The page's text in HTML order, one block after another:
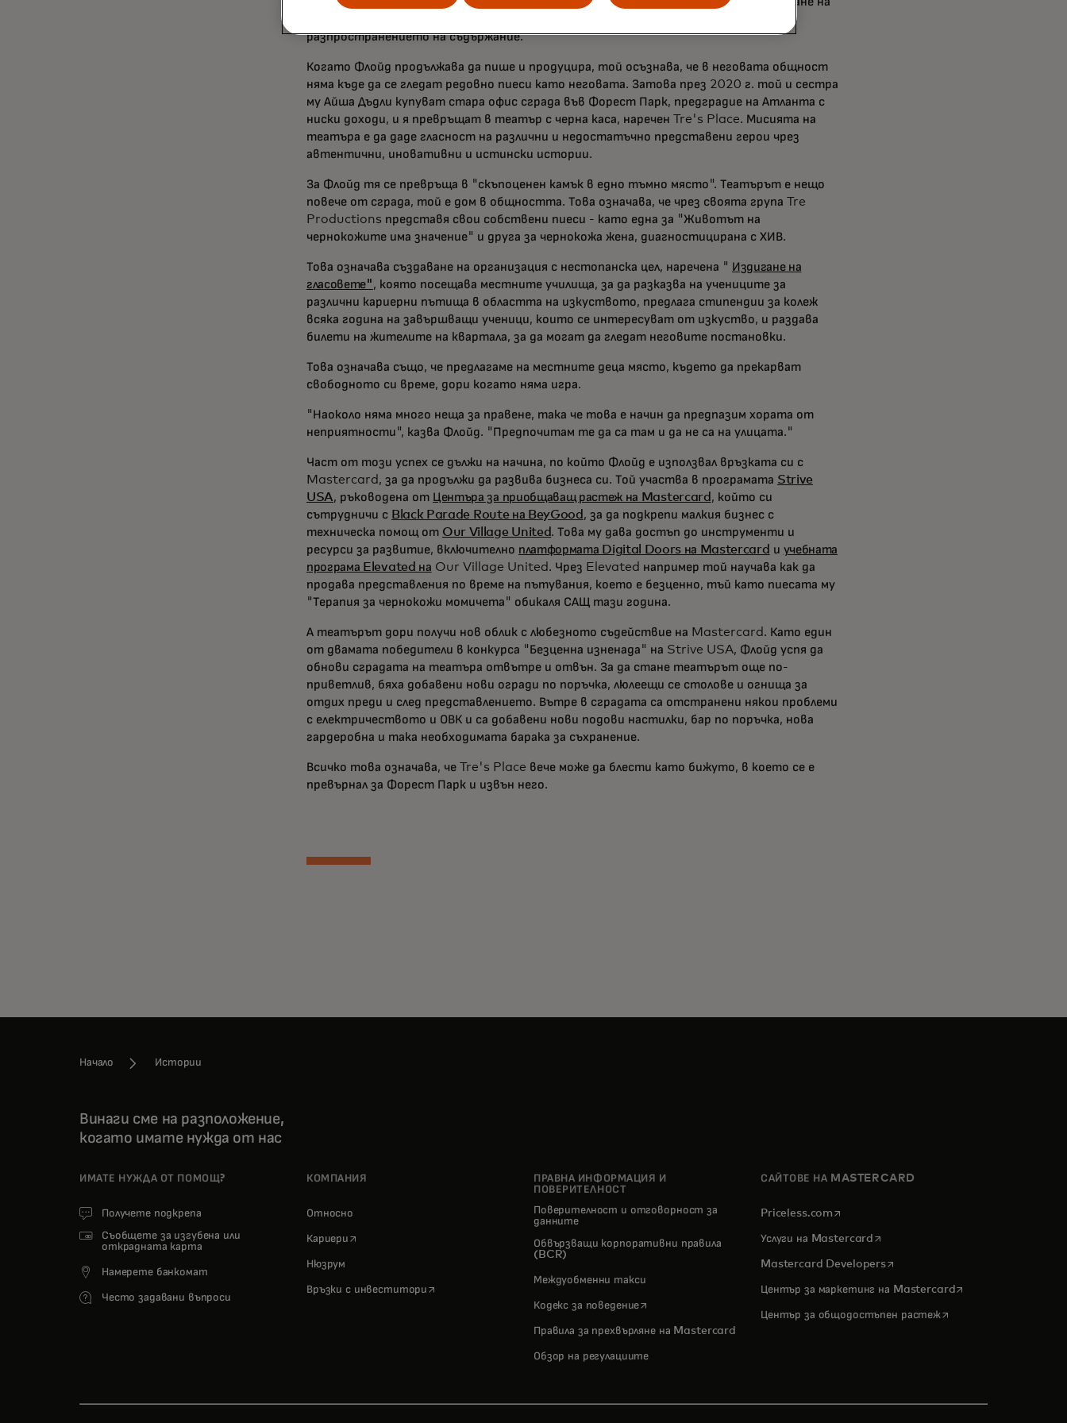
разпространението на съдържание.
Когато Флойд продължава да пише и продуцира, той осъзнава, че в неговата общност
няма къде да се гледат редовно пиеси като неговата. Затова през 2020 г. той и сестра
му Айша Дъдли купуват стара офис сграда във Форест Парк, предградие на Атланта с
ниски доходи, и я превръщат в театър с черна каса, наречен Tre's Place. Мисията на
театъра е да даде гласност на различни и недостатъчно представени герои чрез
автентични, иновативни и истински истории.
За Флойд тя се превръща в "скъпоценен камък в едно тъмно място". Театърът е нещо
повече от сграда, той е дом в общността. Това означава, че чрез своята група Tre
Productions представя свои собствени пиеси - като една за "Животът на
чернокожите има значение" и друга за чернокожа жена, диагностицирана с ХИВ.
Това означава създаване на организация с нестопанска цел, наречена " Издигане на
гласовете", която посещава местните училища, за да разказва на учениците за
различни кариерни пътища в областта на изкуството, предлага стипендии за колеж
всяка година на завършващи ученици, които се интересуват от изкуство, и раздава
билети на жителите на квартала, за да могат да гледат неговите постановки.
Това означава също, че предлагаме на местните деца място, където да прекарват
свободното си време, дори когато няма игра.
"Наоколо няма много неща за правене, така че това е начин да предпазим хората от
неприятности", казва Флойд. "Предпочитам те да са там и да не са на улицата."
Част от този успех се дължи на начина, по който Флойд е използвал връзката си с
Mastercard, за да продължи да развива бизнеса си. Той участва в програмата Strive
USA, ръководена от Центъра за приобщаващ растеж на Mastercard , който си
сътрудничи с Black Parade Route на BeyGood , за да подкрепи малкия бизнес с
техническа помощ от Our Village United. Това му дава достъп до инструменти и
ресурси за развитие, включително платформата Digital Doors на Mastercard и учебната
програма Elevated на Our Village United. Чрез Elevated например той научава как да
продава представления по време на пътувания, което е безценно, тъй като пиесата му
"Терапия за чернокожи момичета" обикаля САЩ тази година.
А театърът дори получи нов облик с любезното съдействие на Mastercard. Като един
от двамата победители в конкурса "Безценна изненада" на Strive USA, Флойд успя да
обнови сградата на театъра отвътре и отвън. За да стане театърът още по-
приветлив, бяха добавени нови огради по поръчка, люлеещи се столове и огнища за
отдих преди и след представлението. Вътре в сградата са отстранени някои проблеми
с електричеството и ОВК и са добавени нови подови настилки, бар по поръчка, нова
гардеробна и така необходимата барака за съхранение.
Всичко това означава, че Tre's Place вече може да блести като бижуто, в което се е
превърнал за Форест Парк и извън него.
Начало Истории
Винаги сме на разположение,
когато имате нужда от нас
ИМАТЕ НУЖДА ОТ ПОМОЩ?
Получете подкрепа
Съобщете за изгубена или
открадната карта
Намерете банкомат
Често задавани въпроси
КОМПАНИЯ
Относно
Кариери opens in a new tab
Нюзрум
Връзки с инвеститори opens in a new tab
ПРАВНА ИНФОРМАЦИЯ И
ПОВЕРИТЕЛНОСТ
Поверителност и отговорност за
данните
Обвързващи корпоративни правила
(BCR)
Междуобменни такси
Кодекс за поведениеopens in a new tab
Правила за прехвърляне на Mastercard
Обзор на регулациите
САЙТОВЕ НА MASTERCARD
Priceless.com opens in a new tab
Услуги на Mastercard opens in a new tab
Mastercard Developersopens in a new tab
Център за маркетинг на Mastercardopens in a new tab
Център за общодостъпен растежopens in a new tab